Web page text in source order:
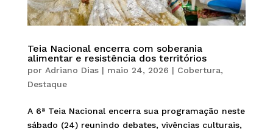
Teia Nacional encerra com soberania
alimentar e resistência dos territórios
por Adriano Dias| maio 24, 2026 | Cobertura,
Destaque
A 6ª Teia Nacional encerra sua programação neste
sábado (24) reunindo debates, vivências culturais,